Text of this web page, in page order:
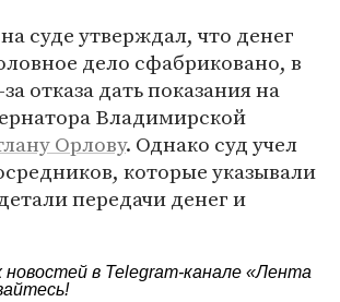
суде утверждал, что денег
дело сфабриковано, в
отказа дать показания на
Владимирской
Орлову. Однако суд учел
которые указывали
передачи денег и
в Telegram-канале «Лента